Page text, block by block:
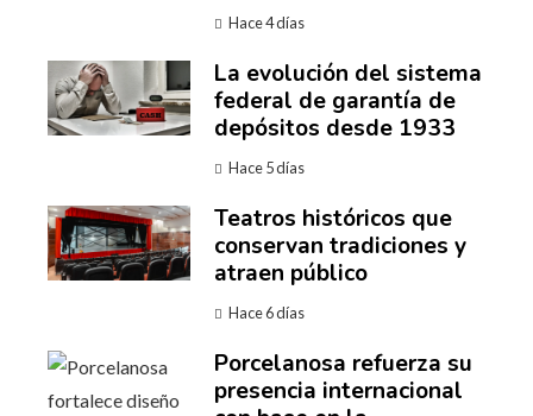
Hace 4 días
La evolución del sistema
federal de garantía de
depósitos desde 1933
Hace 5 días
Teatros históricos que
conservan tradiciones y
atraen público
Hace 6 días
Porcelanosa refuerza su
presencia internacional